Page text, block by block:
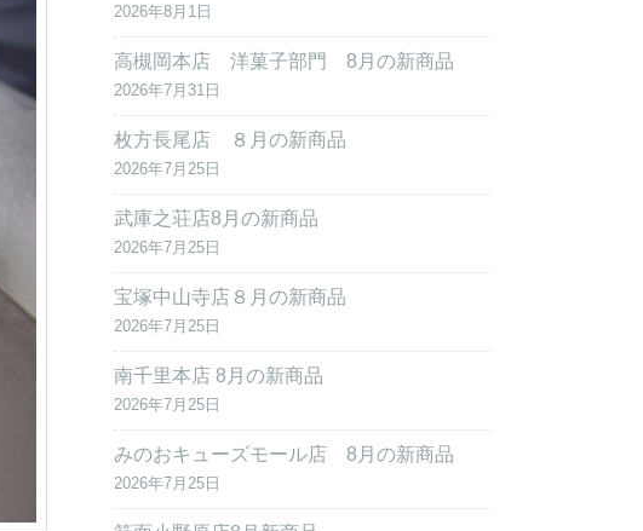
2026年8月1日
高槻岡本店 洋菓子部門 8月の新商品
2026年7月31日
枚方長尾店 ８月の新商品
2026年7月25日
武庫之荘店8月の新商品
2026年7月25日
宝塚中山寺店８月の新商品
2026年7月25日
南千里本店 8月の新商品
2026年7月25日
みのおキューズモール店 8月の新商品
2026年7月25日